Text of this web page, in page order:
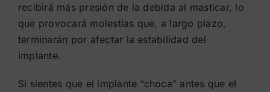
recibirá más presión de la debida al masticar, lo
que provocará molestias que, a largo plazo,
terminarán por afectar la estabilidad del
implante.
Si sientes que el implante “choca” antes que el